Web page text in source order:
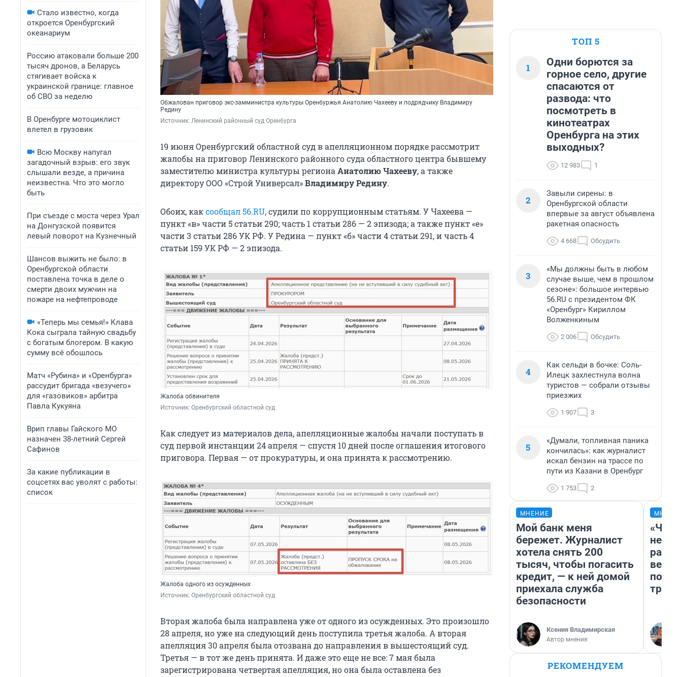
Стало известно, когда
откроется Оренбургский
океанариум
Россию атаковали больше 200
тысяч дронов, а Беларусь
стягивает войска к
украинской границе: главное
об СВО за неделю
В Оренбурге мотоциклист
влетел в грузовик
Всю Москву напугал
загадочный взрыв: его звук
слышали везде, а причина
неизвестна. Что это могло
быть
При съезде с моста через Урал
на Донгузской появится
левый поворот на Кузнечный
Шансов выжить не было: в
Оренбургской области
поставлена точка в деле о
смерти двоих мужчин на
пожаре на нефтепроводе
«Теперь мы семья!» Клава
Кока сыграла тайную свадьбу
с богатым блогером. В какую
сумму всё обошлось
Матч «Рубина» и «Оренбурга»
рассудит бригада «везучего»
для «газовиков» арбитра
Павла Кукуяна
Врип главы Гайского МО
назначен 38-летний Сергей
Сафинов
За какие публикации в
соцсетях вас уволят с работы:
список
Обжалован приговор экс-замминистра культуры Оренбуржья Анатолию Чахееву и подрядчику Владимиру
Редину
Источник: Ленинский районный суд Оренбурга
19 июня Оренбургский областной суд в апелляционном порядке рассмотрит
жалобы на приговор Ленинского районного суда областного центра бывшему
заместителю министра культуры региона Анатолию Чахееву, а также
директору ООО «Строй Универсал»Владимиру Редину.
Обоих, каксообщал 56.RU, судили по коррупционным статьям. У Чахеева —
пункт «в» части 5 статьи 290; часть 1 статьи 286 — 2 эпизода; а также пункт «е»
части 3 статьи 286 УК РФ. У Редина — пункт «б» части 4 статьи 291, и часть 4
статьи 159 УК РФ — 2 эпизода.
Жалоба обвинителя
Источник: Оренбургский областной суд
Как следует из материалов дела, апелляционные жалобы начали поступать в
суд первой инстанции 24 апреля — спустя 10 дней после оглашения итогового
приговора. Первая — от прокуратуры, и она принята к рассмотрению.
Жалоба одного из осужденных
Источник: Оренбургский областной суд
Вторая жалоба была направлена уже от одного из осужденных. Это произошло
28 апреля, но уже на следующий день поступила третья жалоба. А вторая
апелляция 30 апреля была отозвана до направления в вышестоящий суд.
Третья — в тот же день принята. И даже это еще не все: 7 мая была
зарегистрирована четвертая апелляция, но она была оставлена без
ТОП 5
1
Одни борются за
горное село, другие
спасаются от
развода: что
посмотреть в
кинотеатрах
Оренбурга на этих
выходных?
12 983 1
2
Завыли сирены: в
Оренбургской области
впервые за август объявлена
ракетная опасность
4 668 Обсудить
3
«Мы должны быть в любом
случае выше, чем в прошлом
сезоне»: большое интервью
56.RU с президентом ФК
«Оренбург» Кириллом
Волженкиным
2 006 Обсудить
4
Как сельди в бочке: Соль-
Илецк захлестнула волна
туристов — собрали отзывы
приезжих
1 907 3
5
«Думали, топливная паника
кончилась»: как журналист
искал бензин на трассе по
пути из Казани в Оренбург
1 753 2
МНЕНИЕ
Мой банк меня
бережет. Журналист
хотела снять 200
тысяч, чтобы погасить
кредит, — к ней домой
приехала служба
безопасности
Ксения Владимирская
Автор мнения
не
РЕКОМЕНДУЕМ